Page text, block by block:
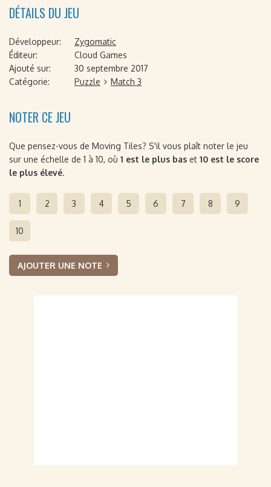
DÉTAILS DU JEU
Développeur:
Zygomatic
Éditeur:
Cloud Games
Ajouté sur:
30 septembre 2017
Catégorie:
Puzzle Match 3
NOTER CE JEU
Que pensez-vous de Moving Tiles? S'il vous plaît noter le jeu
sur une échelle de 1 à 10, où 1 est le plus bas et 10 est le score
le plus élevé.
1 2 3 4 5 6 7 8 9
10
AJOUTER UNE NOTE